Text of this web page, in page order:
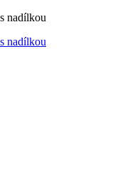
nadílkou
nadílkou